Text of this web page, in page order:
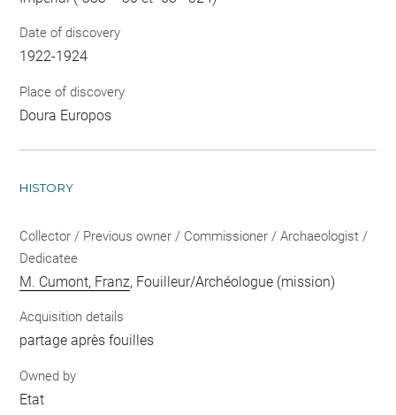
Date of discovery
1922-1924
Place of discovery
Doura Europos
HISTORY
Collector / Previous owner / Commissioner / Archaeologist /
Dedicatee
M. Cumont, Franz, Fouilleur/Archéologue (mission)
Acquisition details
partage après fouilles
Owned by
Etat